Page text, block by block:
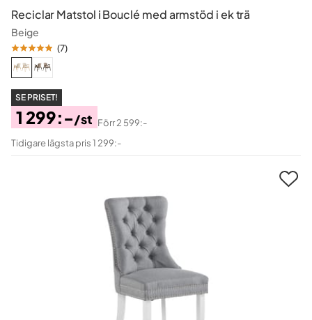
Reciclar Matstol i Bouclé med armstöd i ek trä
Beige
(7)
SE PRISET!
Pris
1 299:-/st
Original
Pris
Förr2 599:-
Tidigare lägsta pris 1 299:-